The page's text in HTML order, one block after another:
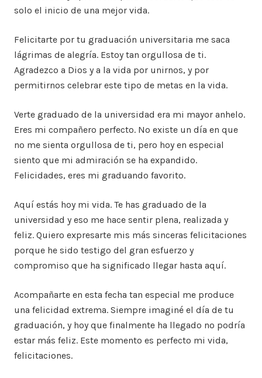
solo el inicio de una mejor vida.
Felicitarte por tu graduación universitaria me saca
lágrimas de alegría. Estoy tan orgullosa de ti.
Agradezco a Dios y a la vida por unirnos, y por
permitirnos celebrar este tipo de metas en la vida.
Verte graduado de la universidad era mi mayor anhelo.
Eres mi compañero perfecto. No existe un día en que
no me sienta orgullosa de ti, pero hoy en especial
siento que mi admiración se ha expandido.
Felicidades, eres mi graduando favorito.
Aquí estás hoy mi vida. Te has graduado de la
universidad y eso me hace sentir plena, realizada y
feliz. Quiero expresarte mis más sinceras felicitaciones
porque he sido testigo del gran esfuerzo y
compromiso que ha significado llegar hasta aquí.
Acompañarte en esta fecha tan especial me produce
una felicidad extrema. Siempre imaginé el día de tu
graduación, y hoy que finalmente ha llegado no podría
estar más feliz. Este momento es perfecto mi vida,
felicitaciones.